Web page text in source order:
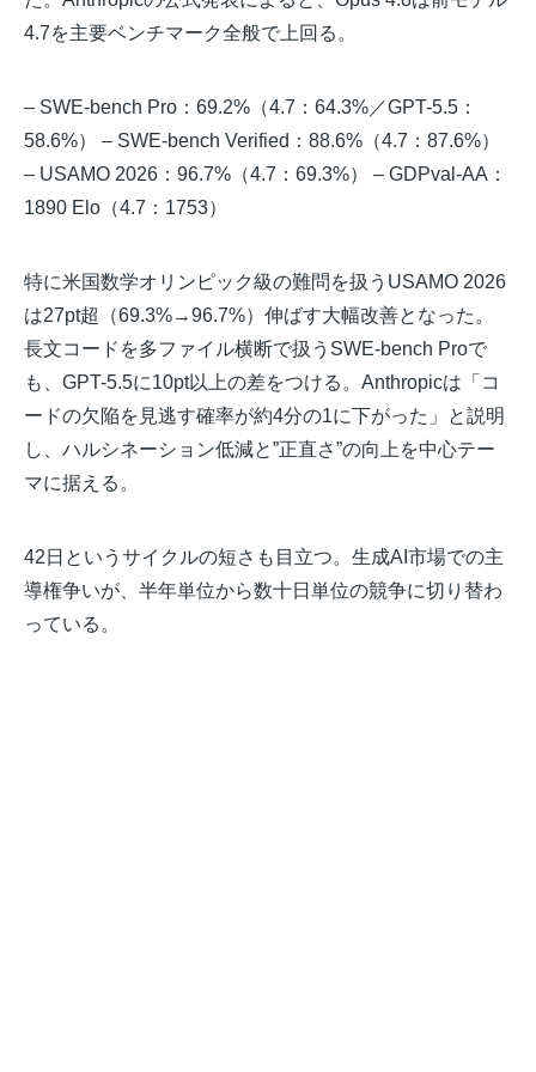
4.7を主要ベンチマーク全般で上回る。
– SWE-bench Pro：69.2%（4.7：64.3%／GPT-5.5：
58.6%） – SWE-bench Verified：88.6%（4.7：87.6%）
– USAMO 2026：96.7%（4.7：69.3%） – GDPval-AA：
1890 Elo（4.7：1753）
特に米国数学オリンピック級の難問を扱うUSAMO 2026
は27pt超（69.3%→96.7%）伸ばす大幅改善となった。
長文コードを多ファイル横断で扱うSWE-bench Proで
も、GPT-5.5に10pt以上の差をつける。Anthropicは「コ
ードの欠陥を見逃す確率が約4分の1に下がった」と説明
し、ハルシネーション低減と”正直さ”の向上を中心テー
マに据える。
42日というサイクルの短さも目立つ。生成AI市場での主
導権争いが、半年単位から数十日単位の競争に切り替わ
っている。